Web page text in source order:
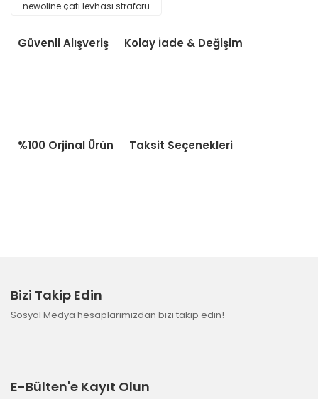
newoline çatı levhası straforu
Güvenli Alışveriş Kolay İade & Değişim
%100 Orjinal Ürün Taksit Seçenekleri
Bizi Takip Edin
Sosyal Medya hesaplarımızdan bizi takip edin!
E-Bülten'e Kayıt Olun